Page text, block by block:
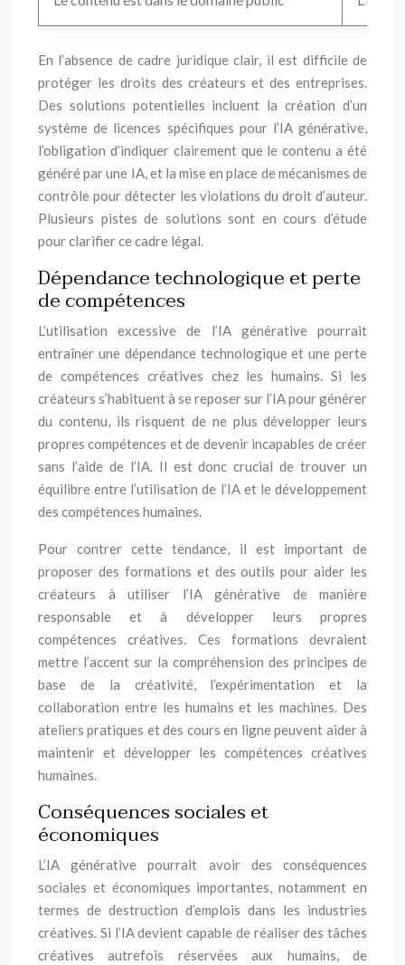
En l’absence de cadre juridique clair, il est difficile de
protéger les droits des créateurs et des entreprises.
Des solutions potentielles incluent la création d’un
système de licences spécifiques pour l’IA générative,
l’obligation d’indiquer clairement que le contenu a été
généré par une IA, et la mise en place de mécanismes de
contrôle pour détecter les violations du droit d’auteur.
Plusieurs pistes de solutions sont en cours d’étude
pour clarifier ce cadre légal.
Dépendance technologique et perte
de compétences
L’utilisation excessive de l’IA générative pourrait
entraîner une dépendance technologique et une perte
de compétences créatives chez les humains. Si les
créateurs s’habituent à se reposer sur l’IA pour générer
du contenu, ils risquent de ne plus développer leurs
propres compétences et de devenir incapables de créer
sans l’aide de l’IA. Il est donc crucial de trouver un
équilibre entre l’utilisation de l’IA et le développement
des compétences humaines.
Pour contrer cette tendance, il est important de
proposer des formations et des outils pour aider les
créateurs à utiliser l’IA générative de manière
responsable et à développer leurs propres
compétences créatives. Ces formations devraient
mettre l’accent sur la compréhension des principes de
base de la créativité, l’expérimentation et la
collaboration entre les humains et les machines. Des
ateliers pratiques et des cours en ligne peuvent aider à
maintenir et développer les compétences créatives
humaines.
Conséquences sociales et
économiques
L’IA générative pourrait avoir des conséquences
sociales et économiques importantes, notamment en
termes de destruction d’emplois dans les industries
créatives. Si l’IA devient capable de réaliser des tâches
créatives autrefois réservées aux humains, de